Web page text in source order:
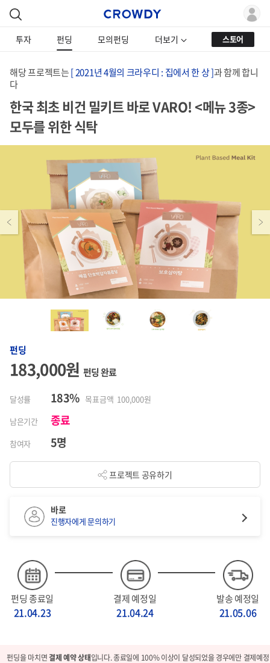
투자 펀딩 모의펀딩 더보기 스토어
해당 프로젝트는[ 2021년 4월의 크라우디 : 집에서 한 상 ]과 함께 합니
다
한국 최초 비건 밀키트 바로 VARO! <메뉴 3종>
모두를 위한 식탁
Previous Next
펀딩
183,000원 펀딩 완료
달성률 183% 목표금액 100,000원
남은기간
종료
참여자 5명
프로젝트 공유하기
펀딩 종료일
21.04.23
결제 예정일
21.04.24
발송 예정일
21.05.06
바로
진행자에게 문의하기
펀딩을 마치면결제 예약 상태입니다. 종료일에 100% 이상이 달성되었을 경우에만 결제예정